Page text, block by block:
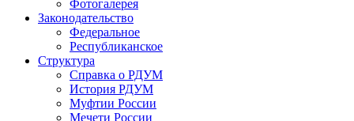
Фотогалерея
Законодательство
Федеральное
Республиканское
Структура
Справка о РДУМ
История РДУМ
Муфтии России
Мечети России